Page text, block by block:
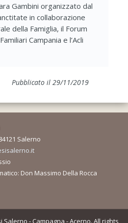
Gambini organizzato dal
in collaborazione
della Famiglia, il Forum
Campania e l’Acli
Pubblicato il 29/11/2019
Salerno
Don Massimo Della Rocca
- Campagna - Acerno. All rights